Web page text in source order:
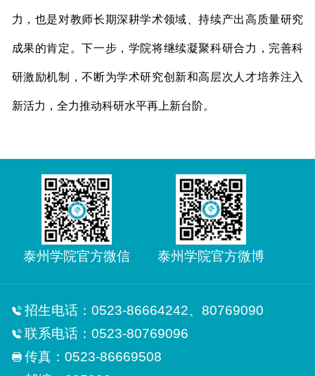
力，也是对教师长期深耕学术领域、持续产出高质量研究
成果的肯定。下一步，学院将继续凝聚科研合力，完善科
研激励机制，不断为学术研究创新和高层次人才培养注入
新活力，全力推动科研水平再上新台阶。
泰州学院官方微信 泰州学院官方微博
招生电话：0523-86664242、80769090
联系电话：0523-80769096
传真：0523-86669508